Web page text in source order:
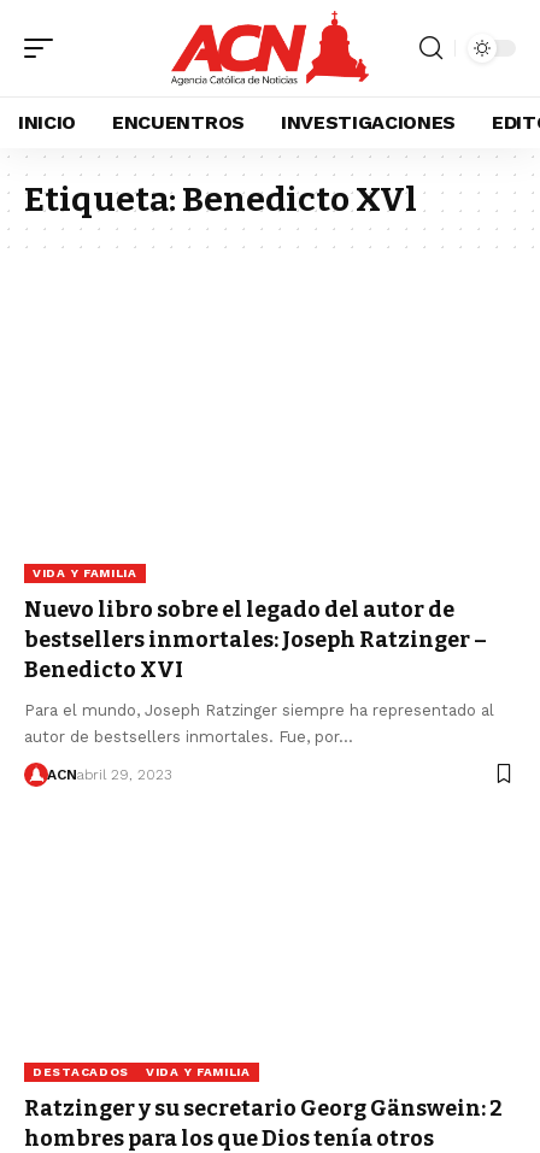
INICIO ENCUENTROS INVESTIGACIONES
Etiqueta: Benedicto XVl
VIDA Y FAMILIA
Nuevo libro sobre el legado del autor de
bestsellers inmortales: Joseph Ratzinger –
Benedicto XVI
Para el mundo, Joseph Ratzinger siempre ha representado al
autor de bestsellers inmortales. Fue, por…
ACNabril 29, 2023
DESTACADOS VIDA Y FAMILIA
Ratzinger y su secretario Georg Gänswein: 2
hombres para los que Dios tenía otros